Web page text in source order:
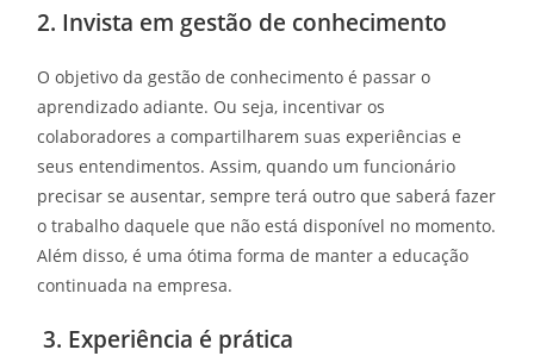
2. Invista em gestão de conhecimento
O objetivo da gestão de conhecimento é passar o
aprendizado adiante. Ou seja, incentivar os
colaboradores a compartilharem suas experiências e
seus entendimentos. Assim, quando um funcionário
precisar se ausentar, sempre terá outro que saberá fazer
o trabalho daquele que não está disponível no momento.
Além disso, é uma ótima forma de manter a educação
continuada na empresa.
3. Experiência é prática